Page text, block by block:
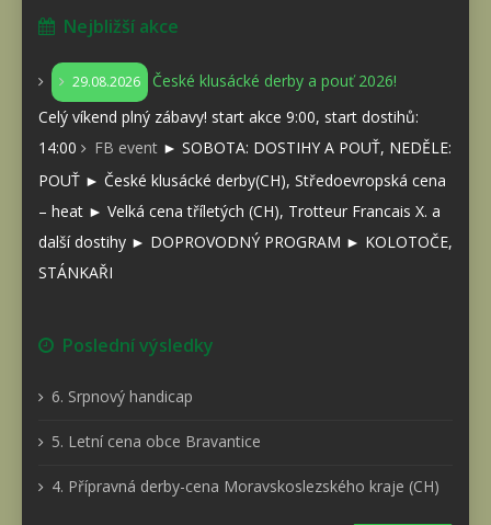
Nejbližší akce
29.08.2026
České klusácké derby a pouť 2026!
Celý víkend plný zábavy! start akce 9:00, start dostihů:
14:00
FB event ► SOBOTA: DOSTIHY A POUŤ, NEDĚLE:
POUŤ ► České klusácké derby(CH), Středoevropská cena
– heat ► Velká cena tříletých (CH), Trotteur Francais X. a
další dostihy ► DOPROVODNÝ PROGRAM ► KOLOTOČE,
STÁNKAŘI
Poslední výsledky
6. Srpnový handicap
5. Letní cena obce Bravantice
4. Přípravná derby-cena Moravskoslezského kraje (CH)